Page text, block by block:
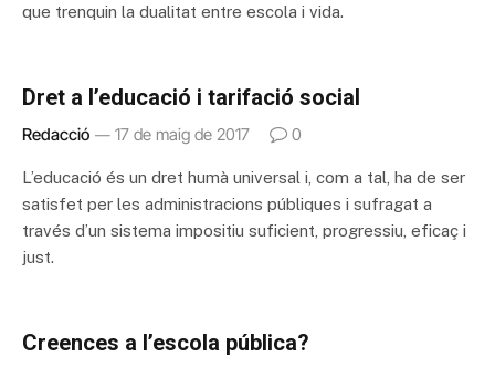
que trenquin la dualitat entre escola i vida.
Dret a l’educació i tarifació social
Redacció 17 de maig de 2017 0
L’educació és un dret humà universal i, com a tal, ha de ser
satisfet per les administracions públiques i sufragat a
través d’un sistema impositiu suficient, progressiu, eficaç i
just.
Creences a l’escola pública?